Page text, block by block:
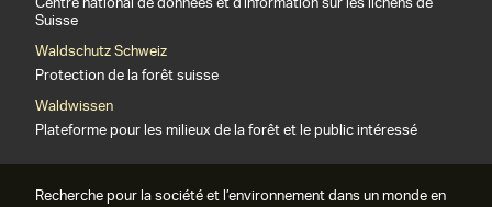
Suisse
Waldschutz Schweiz
Protection de la forêt suisse
Waldwissen
Plateforme pour les milieux de la forêt et le public intéressé
Recherche pour la société et l’environnement dans un monde en